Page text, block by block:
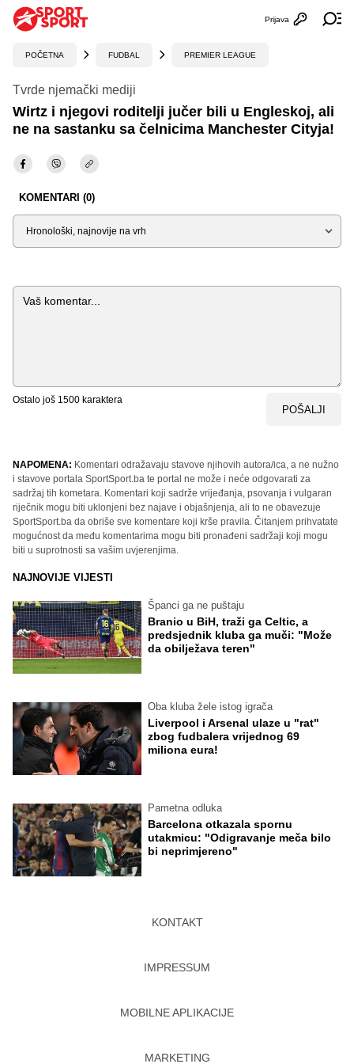
Otvori
Prijava
POČETNA FUDBAL PREMIER LEAGUE
Tvrde njemački mediji
Wirtz i njegovi roditelji jučer bili u Engleskoj, ali
ne na sastanku sa čelnicima Manchester Cityja!
KOMENTARI (0)
Sortiraj
Komentar
Ostalo još 1500 karaktera
POŠALJI
NAPOMENA: Komentari odražavaju stavove njihovih autora/ica, a ne nužno
i stavove portala SportSport.ba te portal ne može i neće odgovarati za
sadržaj tih kometara. Komentari koji sadrže vrijeđanja, psovanja i vulgaran
riječnik mogu biti uklonjeni bez najave i objašnjenja, ali to ne obavezuje
SportSport.ba da obriše sve komentare koji krše pravila. Čitanjem prihvatate
mogućnost da među komentarima mogu biti pronađeni sadržaji koji mogu
biti u suprotnosti sa vašim uvjerenjima.
NAJNOVIJE VIJESTI
Španci ga ne puštaju
Branio u BiH, traži ga Celtic, a
predsjednik kluba ga muči: "Može
da obilježava teren"
Oba kluba žele istog igrača
Liverpool i Arsenal ulaze u "rat"
zbog fudbalera vrijednog 69
miliona eura!
Pametna odluka
Barcelona otkazala spornu
utakmicu: "Odigravanje meča bilo
bi neprimjereno"
KONTAKT
IMPRESSUM
MOBILNE APLIKACIJE
MARKETING